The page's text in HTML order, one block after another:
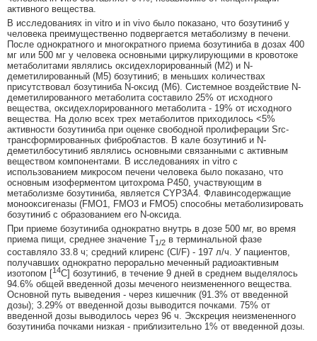
активного вещества.
В исследованиях in vitro и in vivo было показано, что бозутиниб у
человека преимущественно подвергается метаболизму в печени.
После однократного и многократного приема бозутиниба в дозах 400
мг или 500 мг у человека основными циркулирующими в кровотоке
метаболитами являлись оксидехлорированный (М2) и N-
деметилированный (М5) бозутиниб; в меньших количествах
присутствовал бозутиниба N-оксид (М6). Системное воздействие N-
деметилированного метаболита составило 25% от исходного
вещества, оксидехлорированного метаболита - 19% от исходного
вещества. На долю всех трех метаболитов приходилось <5%
активности бозутиниба при оценке свободной пролиферации Src-
трансформированных фибробластов. В кале бозутиниб и N-
деметилбосутиниб являлись основными связанными с активным
веществом компонентами. В исследованиях in vitro с
использованием микросом печени человека было показано, что
основным изоферментом цитохрома Р450, участвующим в
метаболизме бозутиниба, является CYP3A4. Флавинсодержащие
монооксигеназы (FMO1, FMO3 и FMO5) способны метаболизировать
бозутиниб с образованием его N-оксида.
При приеме бозутиниба однократно внутрь в дозе 500 мг, во время
приема пищи, среднее значение T1/2 в терминальной фазе
составляло 33.8 ч; средний клиренс (Cl/F) - 197 л/ч. У пациентов,
получавших однократно перорально меченный радиоактивным
изотопом [14С] бозутиниб, в течение 9 дней в среднем выделялось
94.6% общей введенной дозы меченого неизмененного вещества.
Основной путь выведения - через кишечник (91.3% от введенной
дозы); 3.29% от введенной дозы выводится почками. 75% от
введенной дозы выводилось через 96 ч. Экскреция неизмененного
бозутиниба почками низкая - приблизительно 1% от введенной дозы.